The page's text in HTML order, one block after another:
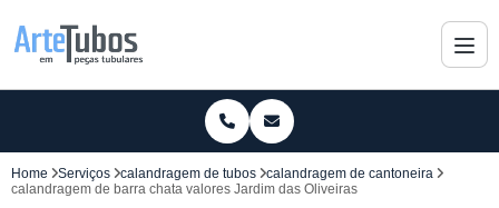
Home Serviços calandragem de tubos
calandragem de cantoneira
calandragem de barra chata valores Jardim das Oliveiras